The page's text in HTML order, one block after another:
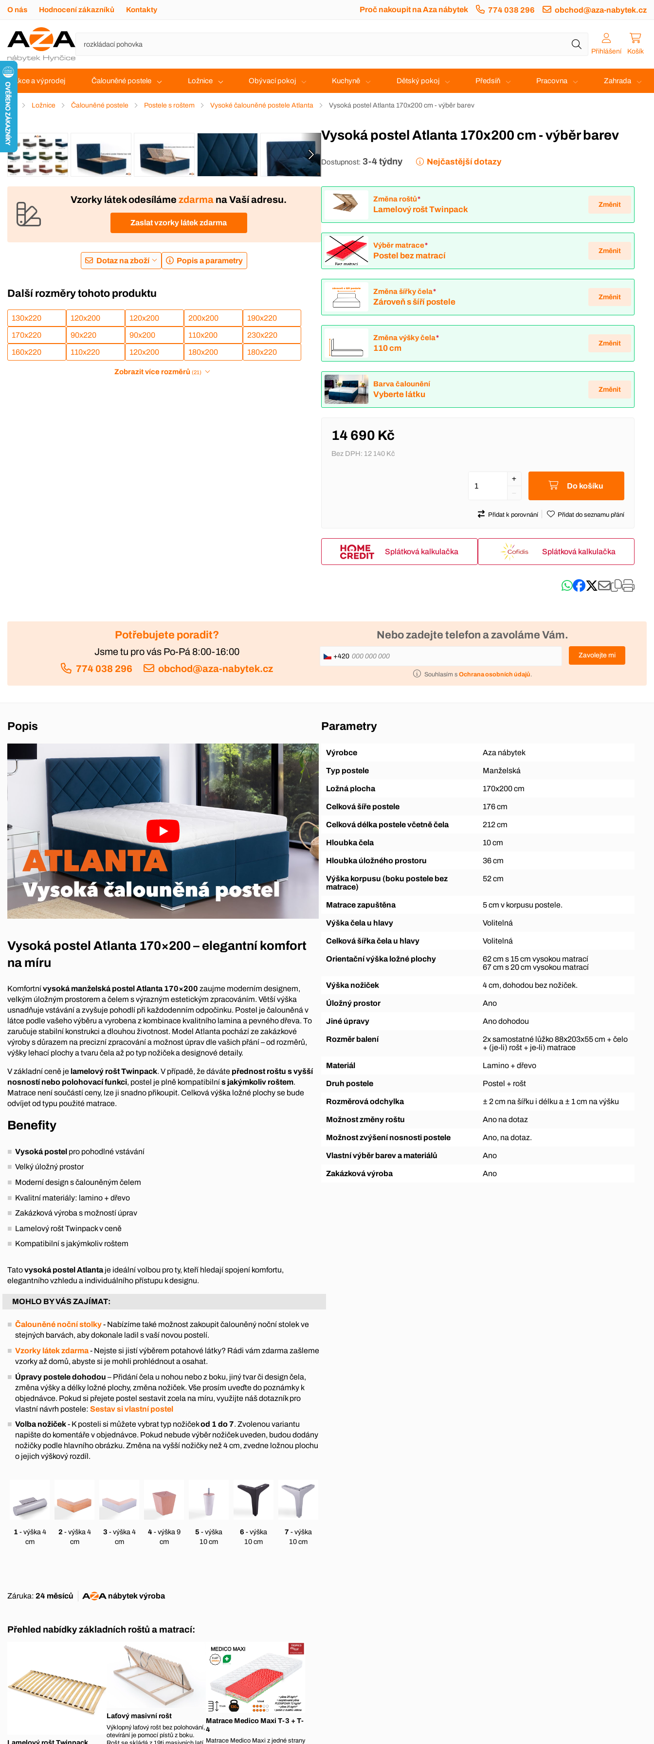
O nás Hodnocení zákazníků Kontakty Proč nakoupit na Aza nábytek 774 038 296 obchod@aza-nabytek.cz
Přihlášení Košík
Akce a výprodej Čalouněné postele Ložnice Obývací pokoj Kuchyně Dětský pokoj Předsíň Pracovna Zahrada
Ložnice Čalouněné postele Postele s roštem Vysoké čalouněné postele Atlanta Vysoká postel Atlanta 170x200 cm - výběr barev
VÝROBA
Vzorky látek odesílámezdarma na Vaší adresu.
Zaslat vzorky látek zdarma
Dotaz na zboží Popis a parametry
Další rozměry tohoto produktu
130x220 120x200 120x200 200x200 190x220
170x220 90x220 90x200 110x200 230x220
160x220 110x220 120x200 180x200 180x220
Zobrazit více rozměrů (21)
Vysoká postel Atlanta 170x200 cm - výběr barev
Dostupnost: 3-4 týdny Nejčastější dotazy
Změna roštů*
Lamelový rošt Twinpack
Změnit
Výběr matrace*
Postel bez matrací
Změnit
Změna šířky čela*
Zároveň s šíří postele
Změnit
Změna výšky čela*
110 cm
Změnit
Barva čalounění
Vyberte látku
Změnit
14 690 Kč
Bez DPH: 12 140 Kč
Do košíku
Přidat k porovnání Přidat do seznamu přání
Splátková kalkulačka Splátková kalkulačka
Potřebujete poradit?
Jsme tu pro vás Po-Pá 8:00-16:00
774 038 296
obchod@aza-nabytek.cz
Nebo zadejte telefon a zavoláme Vám.
+420 Zavolejte mi
Souhlasím s Ochrana osobních údajů.
Popis
Vysoká postel Atlanta 170×200 – elegantní komfort
na míru
Komfortnívysoká manželská postel Atlanta 170×200 zaujme moderním designem,
velkým úložným prostorem a čelem s výrazným estetickým zpracováním. Větší výška
usnadňuje vstávání a zvyšuje pohodlí při každodenním odpočinku. Postel je čalouněná v
látce podle vašeho výběru a vyrobena z kombinace kvalitního lamina a pevného dřeva. To
zaručuje stabilní konstrukci a dlouhou životnost. Model Atlanta pochází ze zakázkové
výroby s důrazem na precizní zpracování a možnost úprav dle vašich přání – od rozměrů,
výšky lehací plochy a tvaru čela až po typ nožiček a designové detaily.
V základní ceně je lamelový rošt Twinpack. V případě, že dáváte přednost roštu s vyšší
nosností nebo polohovací funkci, postel je plně kompatibilnís jakýmkoliv roštem.
Matrace není součástí ceny, lze ji snadno přikoupit. Celková výška ložné plochy se bude
odvíjet od typu použité matrace.
Benefity
Vysoká postel pro pohodlné vstávání
Velký úložný prostor
Moderní design s čalouněným čelem
Kvalitní materiály: lamino + dřevo
Zakázková výroba s možností úprav
Lamelový rošt Twinpack v ceně
Kompatibilní s jakýmkoliv roštem
Tatovysoká postel Atlantaje ideální volbou pro ty, kteří hledají spojení komfortu,
elegantního vzhledu a individuálního přístupu k designu.
MOHLO BY VÁS ZAJÍMAT:
Čalouněné noční stolky- Nabízíme také možnost zakoupit čalouněný noční stolek ve
stejných barvách, aby dokonale ladil s vaší novou postelí.
Vzorky látek zdarma- Nejste si jistí výběrem potahové látky? Rádi vám zdarma zašleme
vzorky až domů, abyste si je mohli prohlédnout a osahat.
Úpravy postele dohodou – Přidání čela u nohou nebo z boku, jiný tvar či design čela,
změna výšky a délky ložné plochy, změna nožiček. Vše prosím uveďte do poznámky k
objednávce. Pokud si přejete postel sestavit zcela na míru, využijte náš dotazník pro
vlastní návrh postele: Sestav si vlastní postel
Volba nožiček- K posteli si můžete vybrat typ nožičekod 1 do 7. Zvolenou variantu
napište do komentáře v objednávce. Pokud nebude výběr nožiček uveden, budou dodány
nožičky podle hlavního obrázku. Změna na vyšší nožičky než 4 cm, zvedne ložnou plochu
o jejich výškový rozdíl.
1 - výška 4
cm
2 - výška 4
cm
3 - výška 4
cm
4 - výška 9
cm
5 - výška
10 cm
6 - výška
10 cm
7 - výška
10 cm
Záruka: 24 měsíců nábytekvýroba
Přehled nabídky základních roštů a matrací:
Laťový masivní rošt
Výklopný laťový rošt bez polohování,
otevírání je pomocí pístů z boku.
Matrace Medico Maxi T-3 + T-
4
Matrace Medico Maxi z jedné strany
Parametry
Výrobce Aza nábytek
Typ postele Manželská
Ložná plocha 170x200 cm
Celková šíře postele 176 cm
Celková délka postele včetně čela 212 cm
Hloubka čela 10 cm
Hloubka úložného prostoru 36 cm
Výška korpusu (boku postele bez
matrace)
52 cm
Matrace zapuštěna 5 cm v korpusu postele.
Výška čela u hlavy Volitelná
Celková šířka čela u hlavy Volitelná
Orientační výška ložné plochy
62 cm s 15 cm vysokou matrací
67 cm s 20 cm vysokou matrací
Výška nožiček 4 cm, dohodou bez nožiček.
Úložný prostor Ano
Jiné úpravy Ano dohodou
Rozměr balení
2x samostatné lůžko 88x203x55 cm + čelo
+ (je-li) rošt + je-li) matrace
Materiál Lamino + dřevo
Druh postele Postel + rošt
Rozměrová odchylka ± 2 cm na šířku i délku a ± 1 cm na výšku
Možnost změny roštu Ano na dotaz
Možnost zvýšení nosnosti postele Ano, na dotaz.
Vlastní výběr barev a materiálů Ano
Zakázková výroba Ano